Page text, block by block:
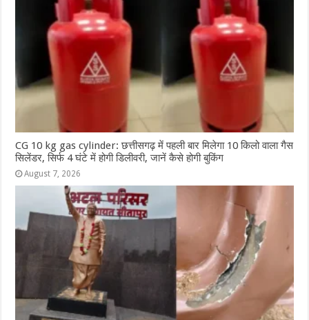
CG 10 kg gas cylinder: छत्तीसगढ़ में पहली बार मिलेगा 10 किलो वाला गैस
सिलेंडर, सिर्फ 4 घंटे में होगी डिलीवरी, जानें कैसे होगी बुकिंग
August 7, 2026